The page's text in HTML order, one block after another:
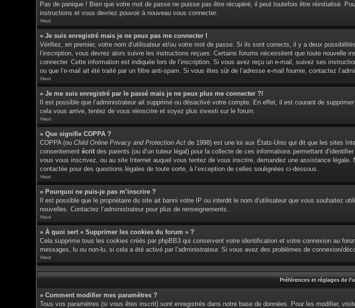
Pas de panique ! Bien que votre mot de passe ne puisse pas être récupéré, il peut toutefois être réinitialisé.
instructions et vous devriez pouvoir à nouveau vous connecter.
Haut
» Je suis enregistré mais je ne peux pas me connecter !
Vérifiez, en premier, votre nom d’utilisateur et/ou votre mot de passe. Si ils sont corrects, il y a deux
l’inscription, vous devrez alors suivre les instructions reçues. Certains forums nécessitent que toute nouvelle
connecter. Cette information est indiquée lors de l’inscription. Si vous avez reçu un e-mail, suivez ses
ou que l’e-mail ait été traité par un filtre anti-spam. Si vous êtes sûr de l’adresse e-mail fournie, contactez
Haut
» Je me suis enregistré par le passé mais je ne peux plus me connecter ?!
Il est possible que l’administrateur ait supprimé ou désactivé votre compte. En effet, il est courant de
cela vous arrive, tentez de vous réinscrire et soyez plus investi sur le forum.
Haut
» Que signifie COPPA ?
COPPA (ou Child Online Privacy and Protection Act de 1998) est une loi aux États-Unis qui dit que les sites
consentement écrit des parents (ou d’un tuteur légal) pour la collecte de ces informations permettant
vous vous inscrivez, ou au site Internet auquel vous tentez de vous inscrire, demandez une assistance
contactée pour des questions légales de toute sorte, à l’exception de celles soulignées ci-dessous.
Haut
» Pourquoi ne puis-je pas m’inscrire ?
Il est possible que le propriétaire du site ait banni votre IP ou interdit le nom d’utilisateur que vous souhaitez
nouvelles. Contactez l’administrateur pour plus de renseignements.
Haut
» À quoi sert « Supprimer les cookies du forum » ?
Cela supprime tous les cookies créés par phpBB3 qui conservent votre identification et votre connexion au
messages, lu ou non-lu, si cela a été activé par l’administrateur. Si vous avez des problèmes de connexion/
Haut
Préférences et réglages de
» Comment modifier mes paramètres ?
Tous vos paramètres (si vous êtes inscrit) sont enregistrés dans notre base de données. Pour les modifier,